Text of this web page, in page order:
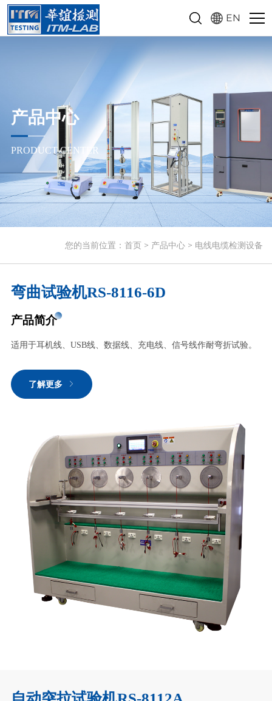
EN
产品中心
PRODUCT CENTER
您的当前位置： 首页 > 产品中心 > 电线电缆检测设备
弯曲试验机RS-8116-6D
产品简介
适用于耳机线、USB线、数据线、充电线、信号线作耐弯折试验。
了解更多